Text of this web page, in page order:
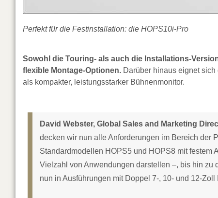
Perfekt für die Festinstallation: die HOPS10i-Pro
Sowohl die Touring- als auch die Installations-
flexible Montage-Optionen. Darüber hinaus eignet
als kompakter, leistungsstarker Bühnenmonitor.
David Webster, Global Sales and Marketing
decken wir nun alle Anforderungen im Bereich der
Standardmodellen HOPS5 und HOPS8 mit festem
Vielzahl von Anwendungen darstellen –, bis hin
nun in Ausführungen mit Doppel 7-, 10- und 12-